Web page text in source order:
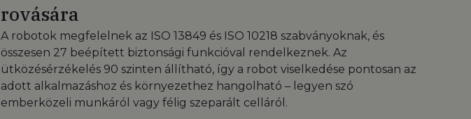
rovására
A robotok megfelelnek az ISO 13849 és ISO 10218 szabványoknak, és
összesen 27 beépített biztonsági funkcióval rendelkeznek. Az
ütközésérzékelés 90 szinten állítható, így a robot viselkedése pontosan az
adott alkalmazáshoz és környezethez hangolható – legyen szó
emberközeli munkáról vagy félig szeparált celláról.